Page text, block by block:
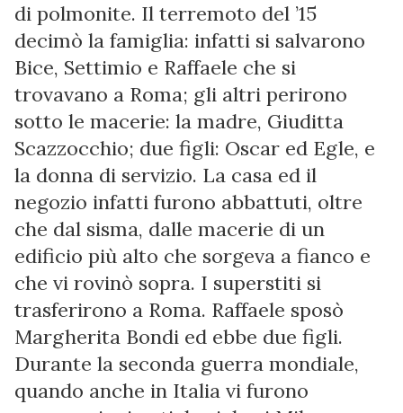
di polmonite. Il terremoto del ’15
decimò la famiglia: infatti si salvarono
Bice, Settimio e Raffaele che si
trovavano a Roma; gli altri perirono
sotto le macerie: la madre, Giuditta
Scazzocchio; due figli: Oscar ed Egle, e
la donna di servizio. La casa ed il
negozio infatti furono abbattuti, oltre
che dal sisma, dalle macerie di un
edificio più alto che sorgeva a fianco e
che vi rovinò sopra. I superstiti si
trasferirono a Roma. Raffaele sposò
Margherita Bondi ed ebbe due figli.
Durante la seconda guerra mondiale,
quando anche in Italia vi furono